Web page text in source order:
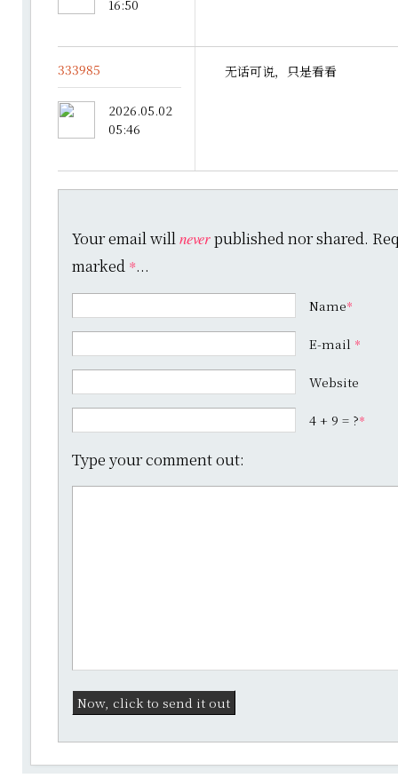
16:50
无话可说，只是看看
333985
2026.05.02
05:46
Your email willneverpublished nor shared.
marked *...
Name*
E-mail *
Website
4 + 9 = ?*
Type your comment out: